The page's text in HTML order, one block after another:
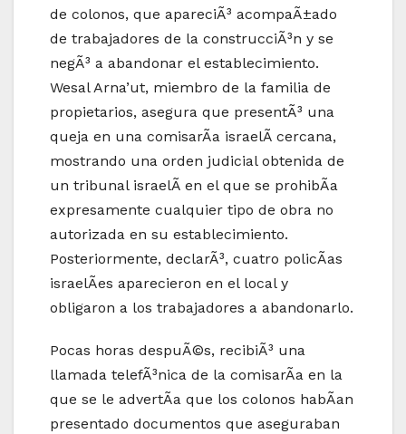
de colonos, que apareciÃ³ acompaÃ±ado
de trabajadores de la construcciÃ³n y se
negÃ³ a abandonar el establecimiento.
Wesal Arna’ut, miembro de la familia de
propietarios, asegura que presentÃ³ una
queja en una comisarÃ­a israelÃ­ cercana,
mostrando una orden judicial obtenida de
un tribunal israelÃ­ en el que se prohibÃ­a
expresamente cualquier tipo de obra no
autorizada en su establecimiento.
Posteriormente, declarÃ³, cuatro policÃ­as
israelÃ­es aparecieron en el local y
obligaron a los trabajadores a abandonarlo.
Pocas horas despuÃ©s, recibiÃ³ una
llamada telefÃ³nica de la comisarÃ­a en la
que se le advertÃ­a que los colonos habÃ­an
presentado documentos que aseguraban